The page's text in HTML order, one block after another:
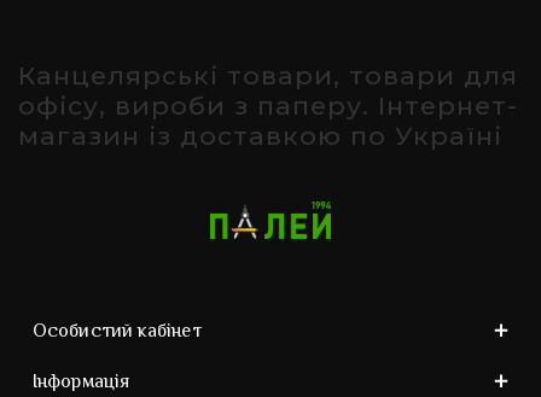
Канцелярські товари, товари для
офісу, вироби з паперу. Інтернет-
магазин із доставкою по Україні
Особистий кабінет
Інформація